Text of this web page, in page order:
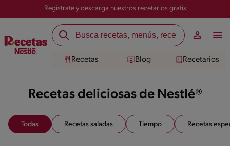
Registrate y descarga nuestros recetarios gratis
Recetas Blog Recetarios
Recetas deliciosas de Nestlé®
Todas Recetas saladas Tiempo Recetas